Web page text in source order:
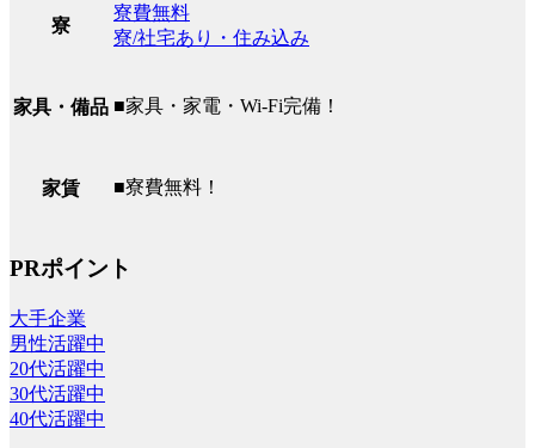
寮
寮費無料
寮/社宅あり・住み込み
家具・備品 ■家具・家電・Wi-Fi完備！
家賃 ■寮費無料！
PRポイント
大手企業
男性活躍中
20代活躍中
30代活躍中
40代活躍中